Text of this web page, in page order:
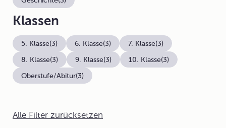
Alle Filter zurücksetzen
Klassen
5. Klasse(3) 6. Klasse(3) 7. Klasse(3)
8. Klasse(3) 9. Klasse(3) 10. Klasse(3)
Oberstufe/Abitur(3)